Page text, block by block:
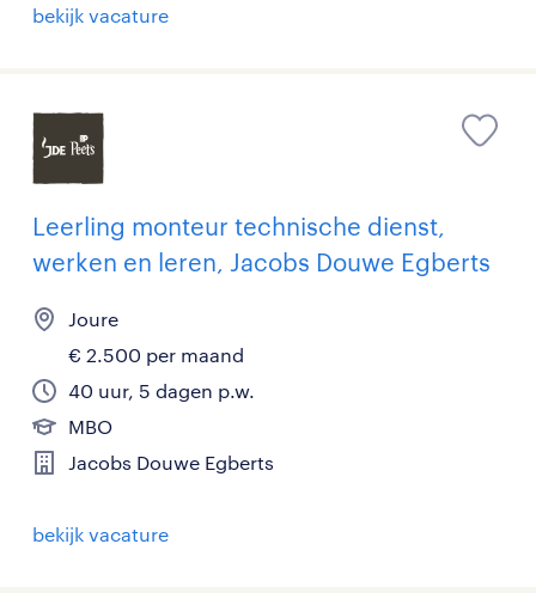
bekijk vacature
Leerling monteur technische dienst,
werken en leren, Jacobs Douwe Egberts
Joure
€ 2.500 per maand
40 uur, 5 dagen p.w.
MBO
Jacobs Douwe Egberts
bekijk vacature